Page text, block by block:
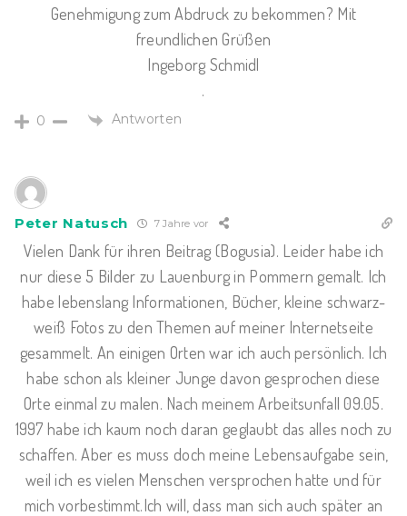
Genehmigung zum Abdruck zu bekommen? Mit
freundlichen Grüßen
Ingeborg Schmidl
.
0 Antworten
Peter Natusch 7 Jahre vor
Vielen Dank für ihren Beitrag (Bogusia). Leider habe ich
nur diese 5 Bilder zu Lauenburg in Pommern gemalt. Ich
habe lebenslang Informationen, Bücher, kleine schwarz-
weiß Fotos zu den Themen auf meiner Internetseite
gesammelt. An einigen Orten war ich auch persönlich. Ich
habe schon als kleiner Junge davon gesprochen diese
Orte einmal zu malen. Nach meinem Arbeitsunfall 09.05.
1997 habe ich kaum noch daran geglaubt das alles noch zu
schaffen. Aber es muss doch meine Lebensaufgabe sein,
weil ich es vielen Menschen versprochen hatte und für
mich vorbestimmt.Ich will, dass man sich auch später an